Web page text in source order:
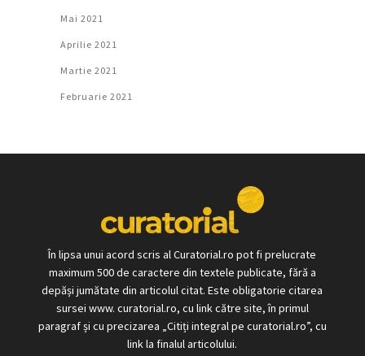
Mai 2021
Aprilie 2021
Martie 2021
Februarie 2021
În lipsa unui acord scris al Curatorial.ro pot fi prelucrate
maximum 500 de caractere din textele publicate, fără a
depăși jumătate din articolul citat. Este obligatorie citarea
sursei www. curatorial.ro, cu link către site, în primul
paragraf și cu precizarea „Citiți integral pe curatorial.ro”, cu
link la finalul articolului.